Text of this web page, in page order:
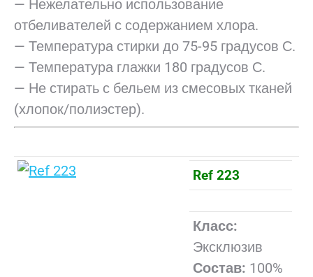
— Нежелательно использование
отбеливателей с содержанием хлора.
— Температура стирки до 75-95 градусов С.
— Температура глажки 180 градусов С.
— Не стирать с бельем из смесовых тканей
(хлопок/полиэстер).
Ref 223
Класс:
Эксклюзив
Состав: 100%